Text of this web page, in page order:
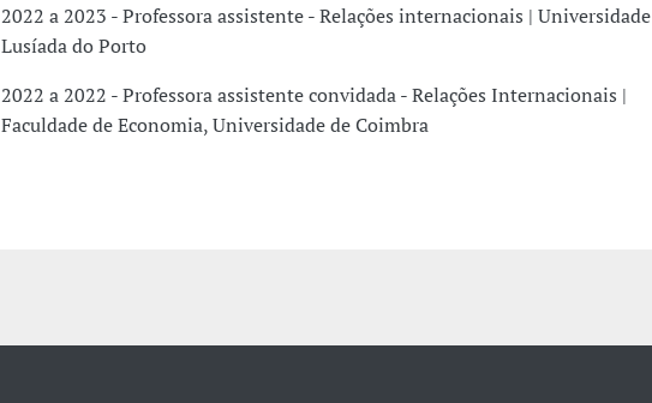
2022 a 2023 - Professora assistente - Relações internacionais | Universidade
Lusíada do Porto
2022 a 2022 - Professora assistente convidada - Relações Internacionais |
Faculdade de Economia, Universidade de Coimbra